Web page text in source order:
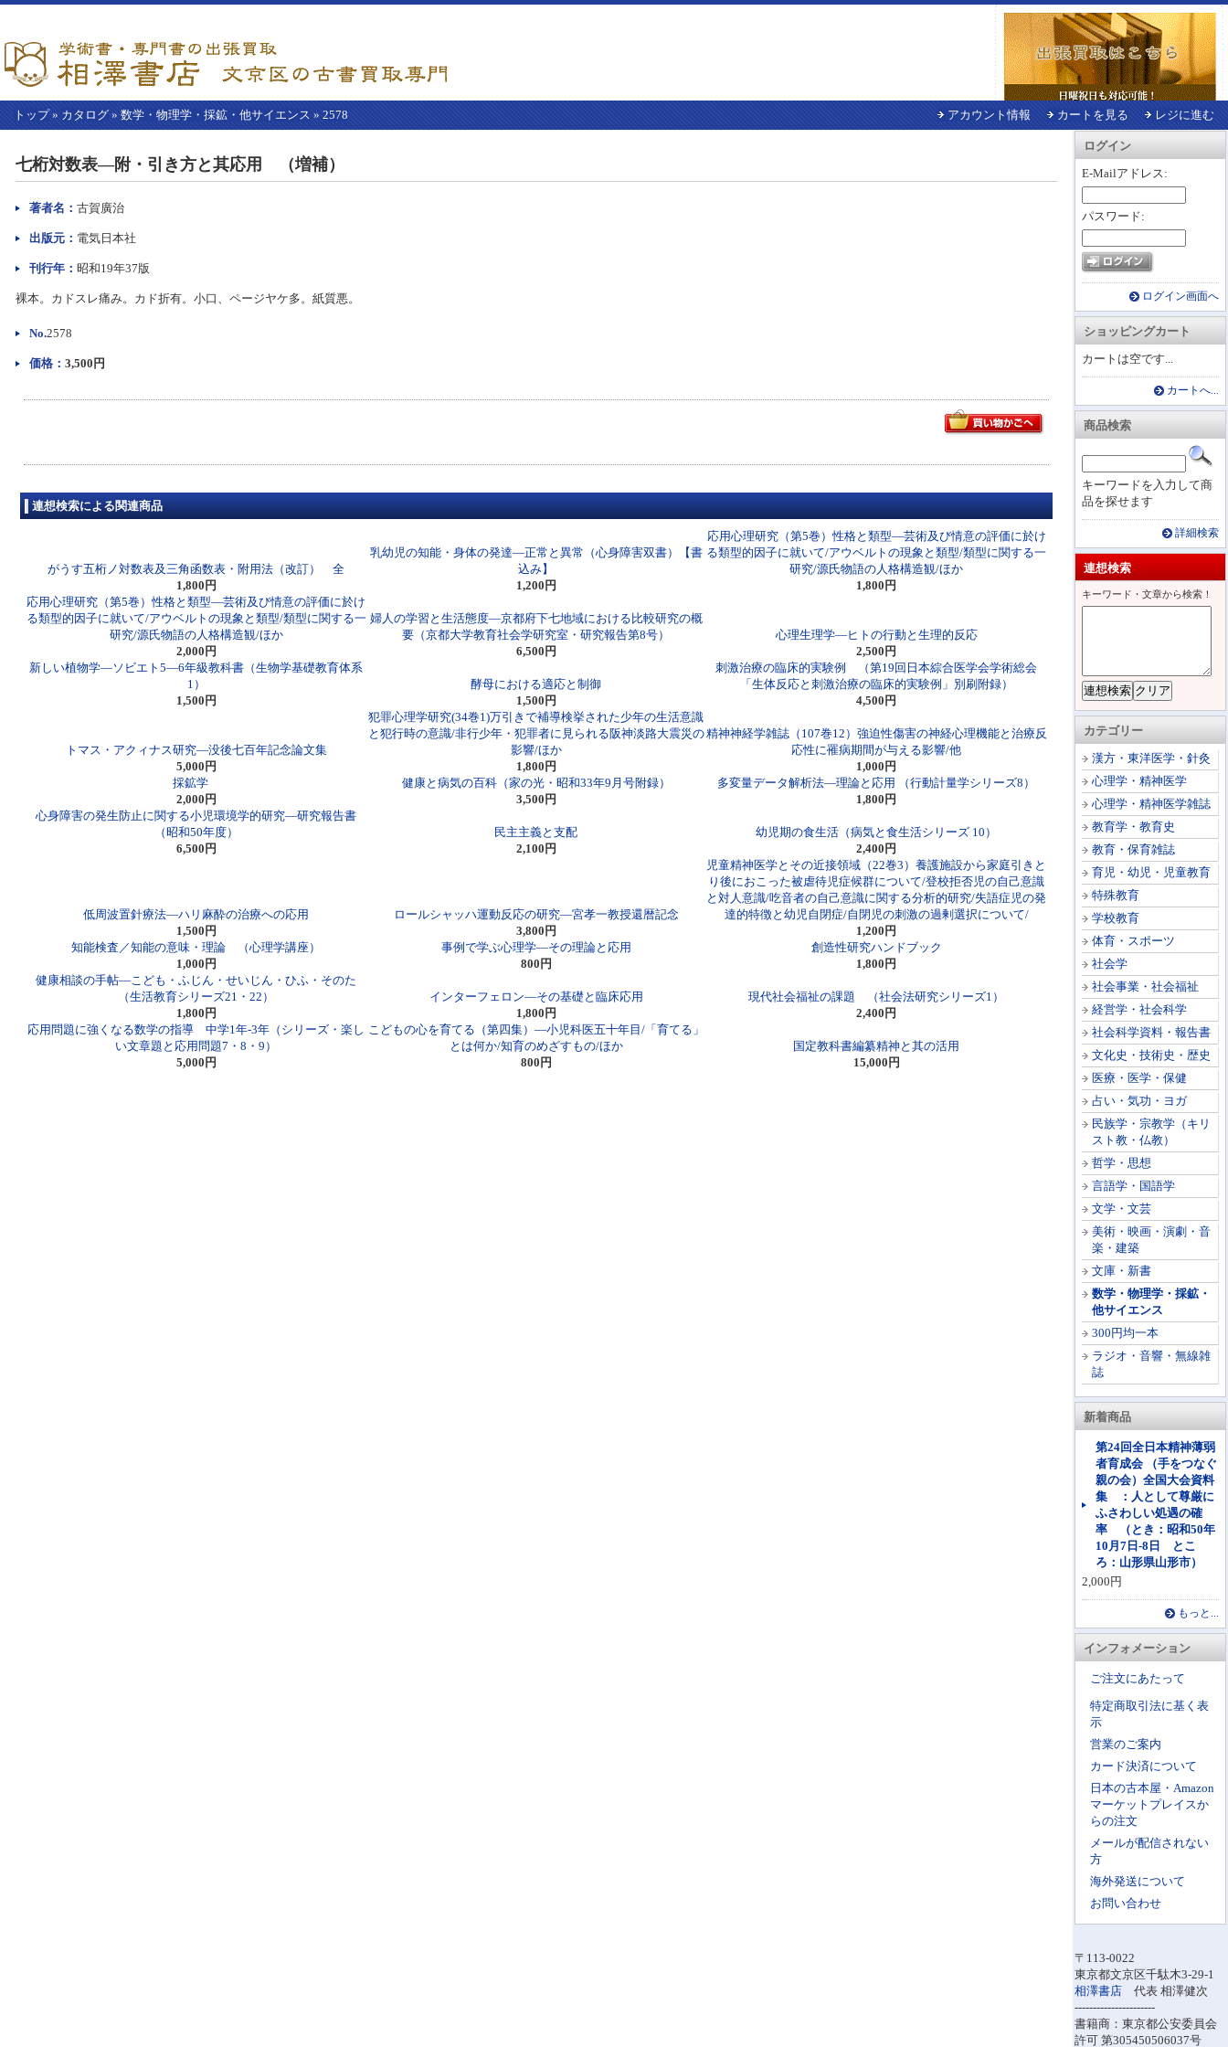
トップ» カタログ » 数学・物理学・採鉱・他サイエンス » 2578 アカウント情報 カートを見る レジに進む
ログイン
E-Mailアドレス:
パスワード:
ログイン画面へ
ショッピングカート
カートは空です...
カートへ...
商品検索
キーワードを入力して商
品を探せます
詳細検索
連想検索
キーワード・文章から検索！
カテゴリー
漢方・東洋医学・針灸
心理学・精神医学
心理学・精神医学雑誌
教育学・教育史
教育・保育雑誌
育児・幼児・児童教育
特殊教育
学校教育
体育・スポーツ
社会学
社会事業・社会福祉
経営学・社会科学
社会科学資料・報告書
文化史・技術史・歴史
医療・医学・保健
占い・気功・ヨガ
民族学・宗教学（キリ
スト教・仏教）
哲学・思想
言語学・国語学
文学・文芸
美術・映画・演劇・音
楽・建築
文庫・新書
数学・物理学・採鉱・
他サイエンス
300円均一本
ラジオ・音響・無線雑
誌
新着商品
第24回全日本精神薄弱
者育成会 （手をつなぐ
親の会）全国大会資料
集 ：人として尊厳に
ふさわしい処遇の確
率 （とき：昭和50年
10月7日-8日 とこ
ろ：山形県山形市）
2,000円
もっと...
インフォメーション
ご注文にあたって
特定商取引法に基く表
示
営業のご案内
カード決済について
日本の古本屋・Amazon
マーケットプレイスか
らの注文
メールが配信されない
方
海外発送について
お問い合わせ
〒113-0022
東京都文京区千駄木3-29-1
相澤書店 代表 相澤健次
----------------------
書籍商：東京都公安委員会
許可 第305450506037号
本
七桁対数表―附・引き方と其応用 （増補）
著者名： 古賀廣治
出版元： 電気日本社
刊行年： 昭和19年37版
裸本。カドスレ痛み。カド折有。小口、ページヤケ多。紙質悪。
No.2578
価格： 3,500円
連想検索による関連商品
がうす五桁ノ対数表及三角函数表・附用法（改訂） 全
1,800円
乳幼児の知能・身体の発達―正常と異常（心身障害双書）【書
込み】
1,200円
応用心理研究（第5巻）性格と類型―芸術及び情意の評価に於け
る類型的因子に就いて/アウベルトの現象と類型/類型に関する一
研究/源氏物語の人格構造観/ほか
1,800円
応用心理研究（第5巻）性格と類型―芸術及び情意の評価に於け
る類型的因子に就いて/アウベルトの現象と類型/類型に関する一
研究/源氏物語の人格構造観/ほか
2,000円
婦人の学習と生活態度―京都府下七地域における比較研究の概
要（京都大学教育社会学研究室・研究報告第8号）
6,500円
心理生理学―ヒトの行動と生理的反応
2,500円
新しい植物学―ソビエト5―6年級教科書（生物学基礎教育体系
1）
1,500円
酵母における適応と制御
1,500円
刺激治療の臨床的実験例 （第19回日本綜合医学会学術総会
「生体反応と刺激治療の臨床的実験例」別刷附録）
4,500円
トマス・アクィナス研究―没後七百年記念論文集
5,000円
犯罪心理学研究(34巻1)万引きで補導検挙された少年の生活意識
と犯行時の意識/非行少年・犯罪者に見られる阪神淡路大震災の
影響/ほか
1,800円
精神神経学雑誌（107巻12）強迫性傷害の神経心理機能と治療反
応性に罹病期間が与える影響/他
1,000円
採鉱学
2,000円
健康と病気の百科（家の光・昭和33年9月号附録）
3,500円
多変量データ解析法―理論と応用 （行動計量学シリーズ8）
1,800円
心身障害の発生防止に関する小児環境学的研究―研究報告書
（昭和50年度）
6,500円
民主主義と支配
2,100円
幼児期の食生活（病気と食生活シリーズ 10）
2,400円
低周波置針療法―ハリ麻酔の治療への応用
1,500円
ロールシャッハ運動反応の研究―宮孝一教授還暦記念
3,800円
児童精神医学とその近接領域（22巻3）養護施設から家庭引きと
り後におこった被虐待児症候群について/登校拒否児の自己意識
と対人意識/吃音者の自己意識に関する分析的研究/失語症児の発
達的特徴と幼児自閉症/自閉児の刺激の過剰選択について/
1,200円
知能検査／知能の意味・理論 （心理学講座）
1,000円
事例で学ぶ心理学―その理論と応用
800円
創造性研究ハンドブック
1,800円
健康相談の手帖―こども・ふじん・せいじん・ひふ・そのた
（生活教育シリーズ21・22）
1,800円
インターフェロン―その基礎と臨床応用
1,800円
現代社会福祉の課題 （社会法研究シリーズ1）
2,400円
応用問題に強くなる数学の指導 中学1年-3年（シリーズ・楽し
い文章題と応用問題7・8・9）
5,000円
こどもの心を育てる（第四集）―小児科医五十年目/「育てる」
とは何か/知育のめざすもの/ほか
800円
国定教科書編纂精神と其の活用
15,000円